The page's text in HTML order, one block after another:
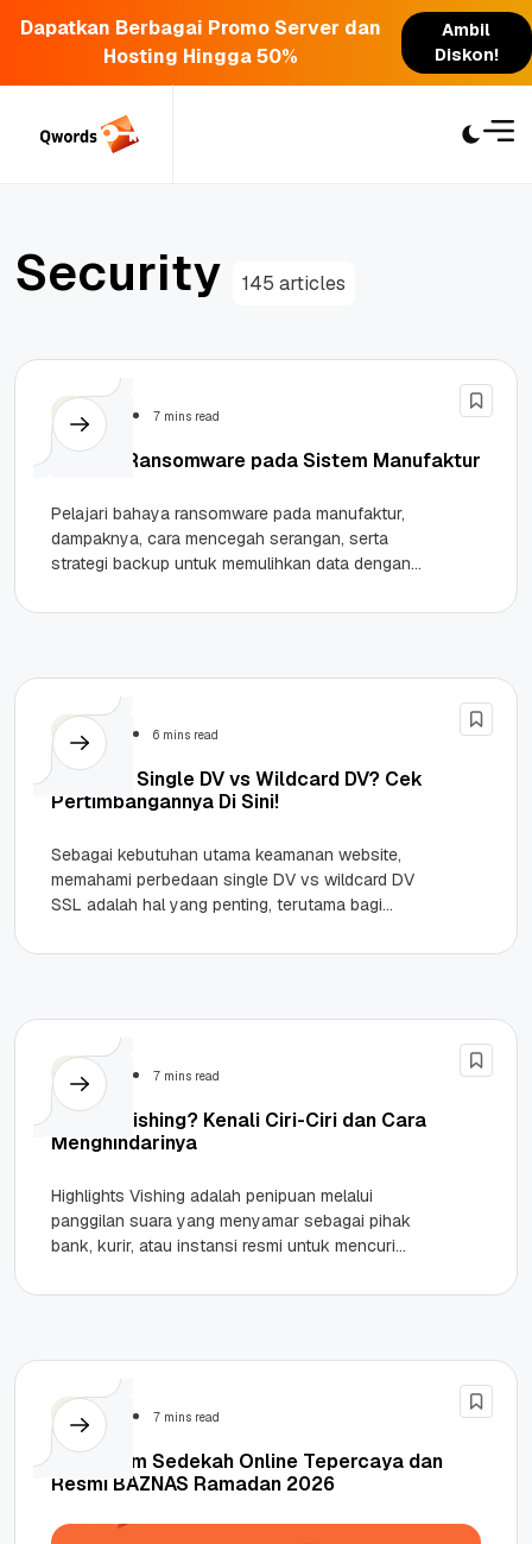
Dapatkan Berbagai Promo Server dan
Hosting Hingga 50%
Ambil
Diskon!
Security 145 articles
Security 7 mins read
Bahaya Ransomware pada Sistem Manufaktur
Pelajari bahaya ransomware pada manufaktur,
dampaknya, cara mencegah serangan, serta
strategi backup untuk memulihkan data dengan
manufaktur dapat melumpuhkan...
Security 6 mins read
Pilih SSL Single DV vs Wildcard DV? Cek
Pertimbangannya Di Sini!
Sebagai kebutuhan utama keamanan website,
memahami perbedaan single DV vs wildcard DV
SSL adalah hal yang penting, terutama bagi
dari...
Security 7 mins read
Apa Itu Vishing? Kenali Ciri-Ciri dan Cara
Menghindarinya
Highlights Vishing adalah penipuan melalui
panggilan suara yang menyamar sebagai pihak
bank, kurir, atau instansi resmi untuk mencuri
Security 7 mins read
7 Platform Sedekah Online Tepercaya dan
Resmi BAZNAS Ramadan 2026